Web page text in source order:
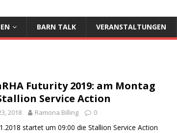
BARN TALK VERANSTALTUNGEN
Futurity 2019: am Montag
Service Action
2018 Ramona Billing 0
startet um 09:00 die Stallion Service Action